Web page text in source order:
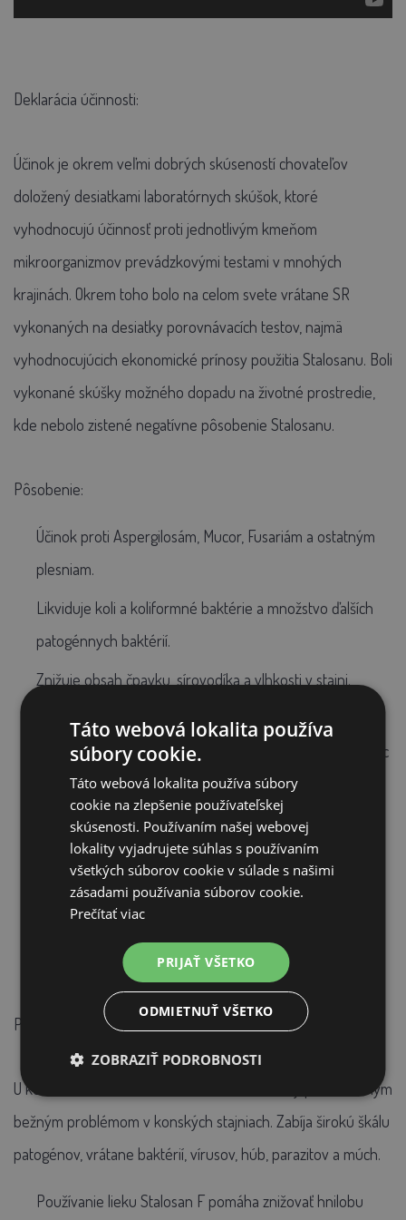
Deklarácia účinnosti:
Účinok je okrem veľmi dobrých skúseností chovateľov
doložený desiatkami laboratórnych skúšok, ktoré
vyhodnocujú účinnosť proti jednotlivým kmeňom
mikroorganizmov prevádzkovými testami v mnohých
krajinách. Okrem toho bolo na celom svete vrátane SR
vykonaných na desiatky porovnávacích testov, najmä
vyhodnocujúcich ekonomické prínosy použitia Stalosanu. Boli
vykonané skúšky možného dopadu na životné prostredie,
kde nebolo zistené negatívne pôsobenie Stalosanu.
Pôsobenie:
Účinok proti Aspergilosám, Mucor, Fusariám a ostatným
plesniam.
Likviduje koli a koliformné baktérie a množstvo ďalších
patogénnych baktérií.
Znižuje obsah čpavku, sírovodíka a vlhkosti v stajni.
Stalosan F sa uplatňuje u mláďat všetkých druhov
hospodárskych zvierat najmä u prasiatok a teliat. U dojníc
pri prevencii mastitíd.
Použitie:
U koní:
Stalosan F sa osvedčil ako veľmi účinný proti mnohým
bežným problémom v konských stajniach. Zabíja širokú škálu
patogénov, vrátane baktérií, vírusov, húb, parazitov a múch.
Používanie lieku Stalosan F pomáha znižovať hnilobu
Táto webová lokalita používa
súbory cookie.
Táto webová lokalita používa súbory
cookie na zlepšenie používateľskej
skúsenosti. Používaním našej webovej
lokality vyjadrujete súhlas s používaním
všetkých súborov cookie v súlade s našimi
zásadami používania súborov cookie.
Prečítať viac
PRIJAŤ VŠETKO
ODMIETNUŤ VŠETKO
ZOBRAZIŤ PODROBNOSTI